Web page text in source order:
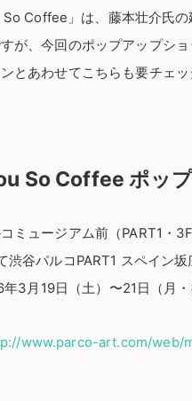
So Coffee」は、藤本壮介氏
が、今回のポップアップシ
とあわせてこちらも要チェッ
So Coffee ポッ
ミュージアム前（PART1・3F
渋谷パルコPART1 スペイン
年3月19日（土）〜21日（月
www.parco-art.com/web/